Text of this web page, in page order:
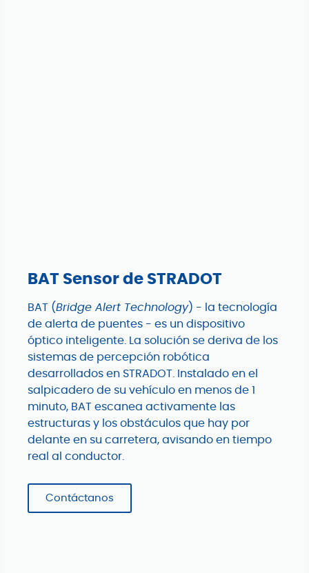
BAT Sensor de STRADOT
BAT (Bridge Alert Technology) - la tecnología
de alerta de puentes - es un dispositivo
óptico inteligente. La solución se deriva de los
sistemas de percepción robótica
desarrollados en STRADOT. Instalado en el
salpicadero de su vehículo en menos de 1
minuto, BAT escanea activamente las
estructuras y los obstáculos que hay por
delante en su carretera, avisando en tiempo
real al conductor.
Contáctanos